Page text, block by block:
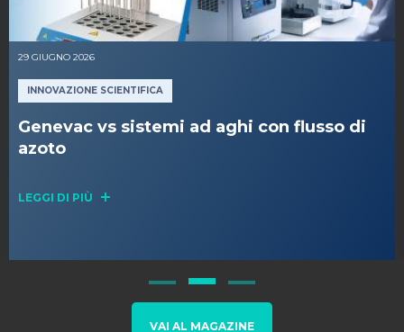
29 GIUGNO 2026
INNOVAZIONE SCIENTIFICA
Genevac vs sistemi ad aghi con flusso di
azoto
LEGGI DI PIÙ
VAI AL MAGAZINE